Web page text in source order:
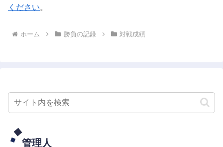
ください。
ホーム 勝負の記録 対戦成績
管理人